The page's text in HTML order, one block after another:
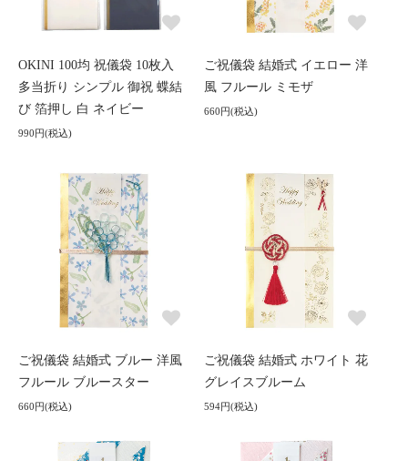
OKINI 100均 祝儀袋 10枚入
多当折り シンプル 御祝 蝶結
び 箔押し 白 ネイビー
990円(税込)
ご祝儀袋 結婚式 イエロー 洋
風 フルール ミモザ
660円(税込)
ご祝儀袋 結婚式 ブルー 洋風
フルール ブルースター
660円(税込)
ご祝儀袋 結婚式 ホワイト 花
グレイスブルーム
594円(税込)